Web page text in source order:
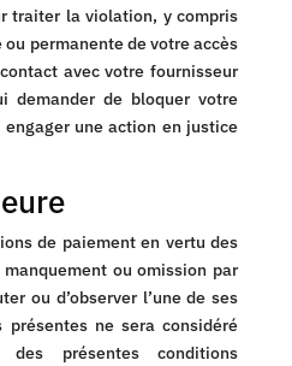
traiter la violation, y compris
permanente de votre accès
avec votre fournisseur
demander de bloquer votre
une action en justice
de paiement en vertu des
ou omission par
ou d’observer l’une de ses
ne sera considéré
présentes conditions